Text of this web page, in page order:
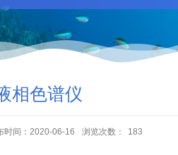
相色谱仪
时间：2020-06-16 浏览次数： 183